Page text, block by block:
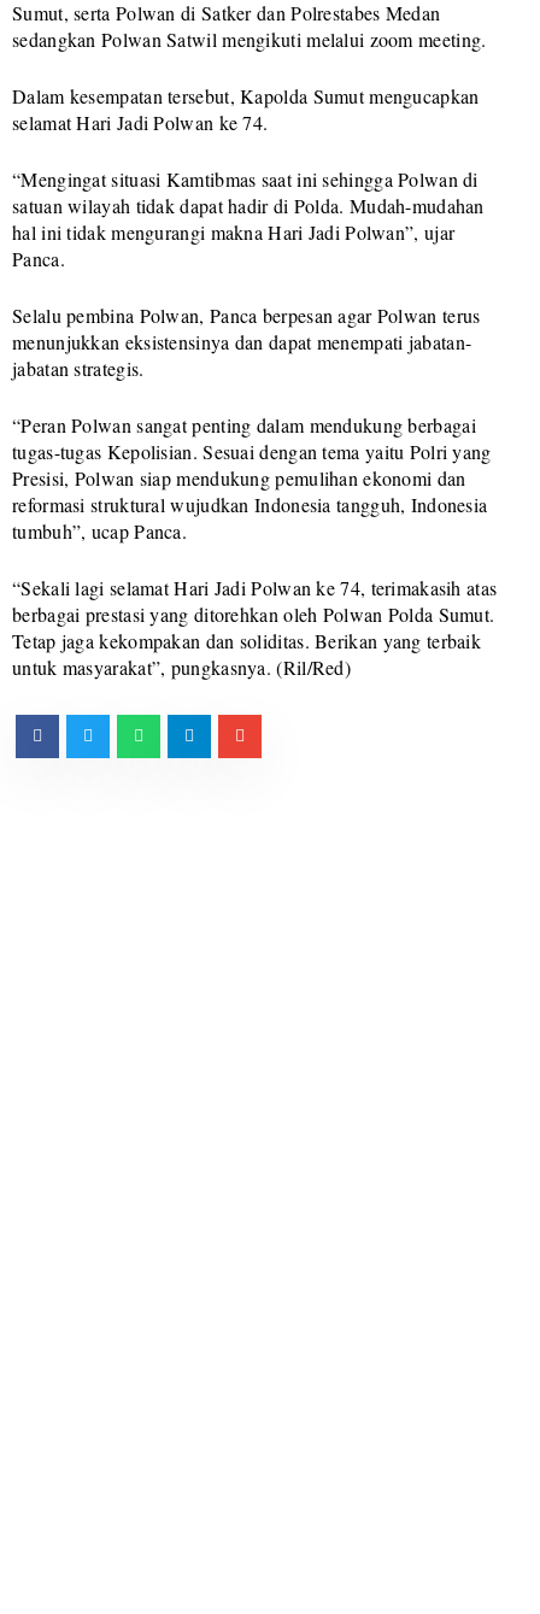
Sumut, serta Polwan di Satker dan Polrestabes Medan
sedangkan Polwan Satwil mengikuti melalui zoom meeting.
Dalam kesempatan tersebut, Kapolda Sumut mengucapkan
selamat Hari Jadi Polwan ke 74.
“Mengingat situasi Kamtibmas saat ini sehingga Polwan di
satuan wilayah tidak dapat hadir di Polda. Mudah-mudahan
hal ini tidak mengurangi makna Hari Jadi Polwan”, ujar
Panca.
Selalu pembina Polwan, Panca berpesan agar Polwan terus
menunjukkan eksistensinya dan dapat menempati jabatan-
jabatan strategis.
“Peran Polwan sangat penting dalam mendukung berbagai
tugas-tugas Kepolisian. Sesuai dengan tema yaitu Polri yang
Presisi, Polwan siap mendukung pemulihan ekonomi dan
reformasi struktural wujudkan Indonesia tangguh, Indonesia
tumbuh”, ucap Panca.
“Sekali lagi selamat Hari Jadi Polwan ke 74, terimakasih atas
berbagai prestasi yang ditorehkan oleh Polwan Polda Sumut.
Tetap jaga kekompakan dan soliditas. Berikan yang terbaik
untuk masyarakat”, pungkasnya. (Ril/Red)